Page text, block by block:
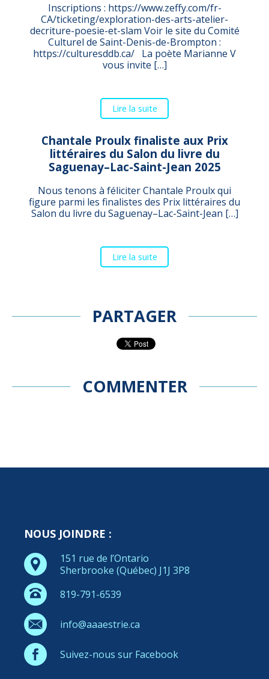
Inscriptions : https://www.zeffy.com/fr-
CA/ticketing/exploration-des-arts-atelier-
decriture-poesie-et-slam Voir le site du Comité
Culturel de Saint-Denis-de-Brompton :
https://culturesddb.ca/ La poète Marianne V
vous invite […]
Lire la suite
Chantale Proulx finaliste aux Prix
littéraires du Salon du livre du
Saguenay–Lac-Saint-Jean 2025
Nous tenons à féliciter Chantale Proulx qui
figure parmi les finalistes des Prix littéraires du
Salon du livre du Saguenay–Lac-Saint-Jean […]
Lire la suite
PARTAGER
COMMENTER
NOUS JOINDRE :
151 rue de l’Ontario
Sherbrooke (Québec) J1J 3P8
819-791-6539
info@aaaestrie.ca
Suivez-nous sur Facebook